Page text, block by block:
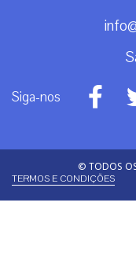
Siga-nos
© TODOS
TERMOS E CONDIÇÕES